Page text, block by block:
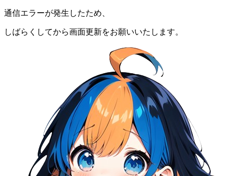
通信エラーが発生したため、
しばらくしてから画面更新をお願いいたします。